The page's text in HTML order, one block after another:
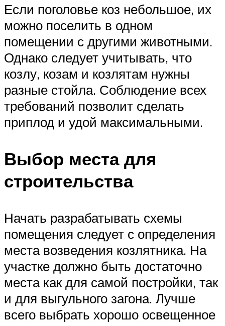
Если поголовье коз небольшое, их
можно поселить в одном
помещении с другими животными.
Однако следует учитывать, что
козлу, козам и козлятам нужны
разные стойла. Соблюдение всех
требований позволит сделать
приплод и удой максимальными.
Выбор места для
строительства
Начать разрабатывать схемы
помещения следует с определения
места возведения козлятника. На
участке должно быть достаточно
места как для самой постройки, так
и для выгульного загона. Лучше
всего выбрать хорошо освещенное